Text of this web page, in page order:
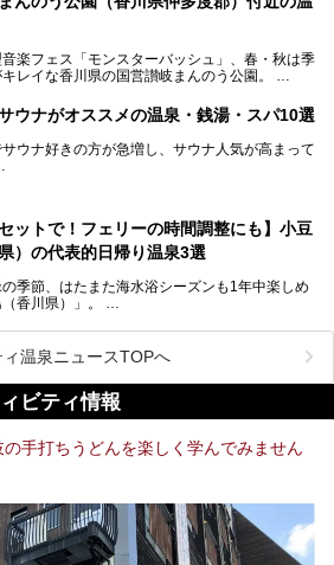
瀬戸内海の島々を舞台にした「瀬戸内国際芸術
れ、アートの県としても知られています。
した。気になるスーパー銭湯があったら、ぜひ
ださい！
楽フェス「モンスターバッシュ」、春・秋は季
レイな香川県の国営讃岐まんのう公園。
営公園であり、広さは東京ディズニーランド７
）
ンプ場もあり、レンタサイクルで外周をぐるっ
ともできます。
讃岐まんのう公園は園内に温泉がありません。
すね。
ウナがオススメの温泉・銭湯・スパ10選
サウナ好きの方が急増し、サウナ人気が高まって
ます。
住んでいる方や訪れる予定のある方は、香川の
行ってみましょう！
セットで！フェリーの時間調整にも】小豆
）の代表的日帰り温泉3選
季節、はたまた海水浴シーズンも1年中楽しめ
香川県）」。
もあることから、西と東・南と北ではまっ
ちがいます。
西・東・中間くらいの位置にある、小豆島を代
大人気温泉をご紹介します。
しみに。
ィ温泉ニュースTOPへ
ビティ情報
の手打ちうどんを楽しく学んでみません